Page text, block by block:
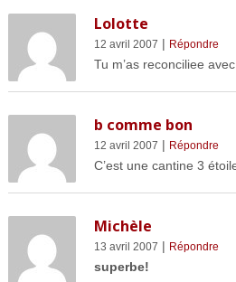
Lolotte
12 avril 2007 | Répondre
Tu m’as reconciliee
b comme bon
12 avril 2007 | Répondre
C’est une cantine 3
Michèle
13 avril 2007 | Répondre
superbe!